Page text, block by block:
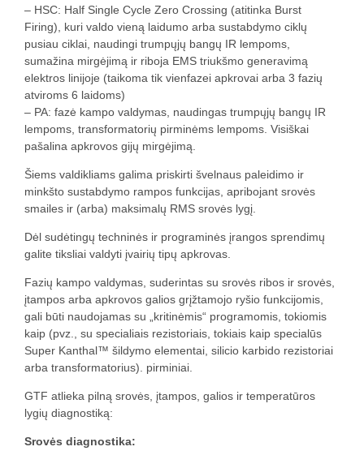
– HSC: Half Single Cycle Zero Crossing (atitinka Burst
Firing), kuri valdo vieną laidumo arba sustabdymo ciklų
pusiau ciklai, naudingi trumpųjų bangų IR lempoms,
sumažina mirgėjimą ir riboja EMS triukšmo generavimą
elektros linijoje (taikoma tik vienfazei apkrovai arba 3 fazių
atviroms 6 laidoms)
– PA: fazė kampo valdymas, naudingas trumpųjų bangų IR
lempoms, transformatorių pirminėms lempoms. Visiškai
pašalina apkrovos gijų mirgėjimą.
Šiems valdikliams galima priskirti švelnaus paleidimo ir
minkšto sustabdymo rampos funkcijas, apribojant srovės
smailes ir (arba) maksimalų RMS srovės lygį.
Dėl sudėtingų techninės ir programinės įrangos sprendimų
galite tiksliai valdyti įvairių tipų apkrovas.
Fazių kampo valdymas, suderintas su srovės ribos ir srovės,
įtampos arba apkrovos galios grįžtamojo ryšio funkcijomis,
gali būti naudojamas su „kritinėmis“ programomis, tokiomis
kaip (pvz., su specialiais rezistoriais, tokiais kaip specialūs
Super Kanthal™ šildymo elementai, silicio karbido rezistoriai
arba transformatorius). pirminiai.
GTF atlieka pilną srovės, įtampos, galios ir temperatūros
lygių diagnostiką:
Srovės diagnostika: